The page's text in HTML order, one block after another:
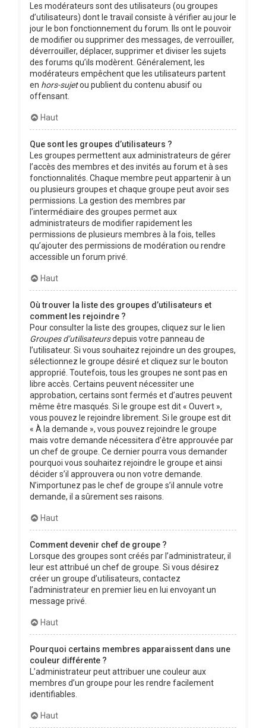
Les modérateurs sont des utilisateurs (ou groupes
d’utilisateurs) dont le travail consiste à vérifier au jour le
jour le bon fonctionnement du forum. Ils ont le pouvoir
de modifier ou supprimer des messages, de verrouiller,
déverrouiller, déplacer, supprimer et diviser les sujets
des forums qu’ils modèrent. Généralement, les
modérateurs empêchent que les utilisateurs partent
en hors-sujetou publient du contenu abusif ou
offensant.
Haut
Que sont les groupes d’utilisateurs ?
Les groupes permettent aux administrateurs de gérer
l’accès des membres et des invités au forum et à ses
fonctionnalités. Chaque membre peut appartenir à un
ou plusieurs groupes et chaque groupe peut avoir ses
permissions. La gestion des membres par
l’intermédiaire des groupes permet aux
administrateurs de modifier rapidement les
permissions de plusieurs membres à la fois, telles
qu’ajouter des permissions de modération ou rendre
accessible un forum privé.
Haut
Où trouver la liste des groupes d’utilisateurs et
comment les rejoindre ?
Pour consulter la liste des groupes, cliquez sur le lien
Groupes d’utilisateursdepuis votre panneau de
l’utilisateur. Si vous souhaitez rejoindre un des groupes,
sélectionnez le groupe désiré et cliquez sur le bouton
approprié. Toutefois, tous les groupes ne sont pas en
libre accès. Certains peuvent nécessiter une
approbation, certains sont fermés et d’autres peuvent
même être masqués. Si le groupe est dit « Ouvert »,
vous pouvez le rejoindre librement. Si le groupe est dit
« À la demande », vous pouvez rejoindre le groupe
mais votre demande nécessitera d’être approuvée par
un chef de groupe. Ce dernier pourra vous demander
pourquoi vous souhaitez rejoindre le groupe et ainsi
décider s’il approuvera ou non votre demande.
N’importunez pas le chef de groupe s’il annule votre
demande, il a sûrement ses raisons.
Haut
Comment devenir chef de groupe ?
Lorsque des groupes sont créés par l’administrateur, il
leur est attribué un chef de groupe. Si vous désirez
créer un groupe d’utilisateurs, contactez
l’administrateur en premier lieu en lui envoyant un
message privé.
Haut
Pourquoi certains membres apparaissent dans une
couleur différente ?
L’administrateur peut attribuer une couleur aux
membres d’un groupe pour les rendre facilement
identifiables.
Haut